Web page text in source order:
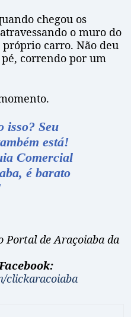
chegou os
o muro do
carro. Não deu
correndo por um
isso? Seu
está!
Comercial
é barato
Portal de Araçoiaba da
clickaracoiaba